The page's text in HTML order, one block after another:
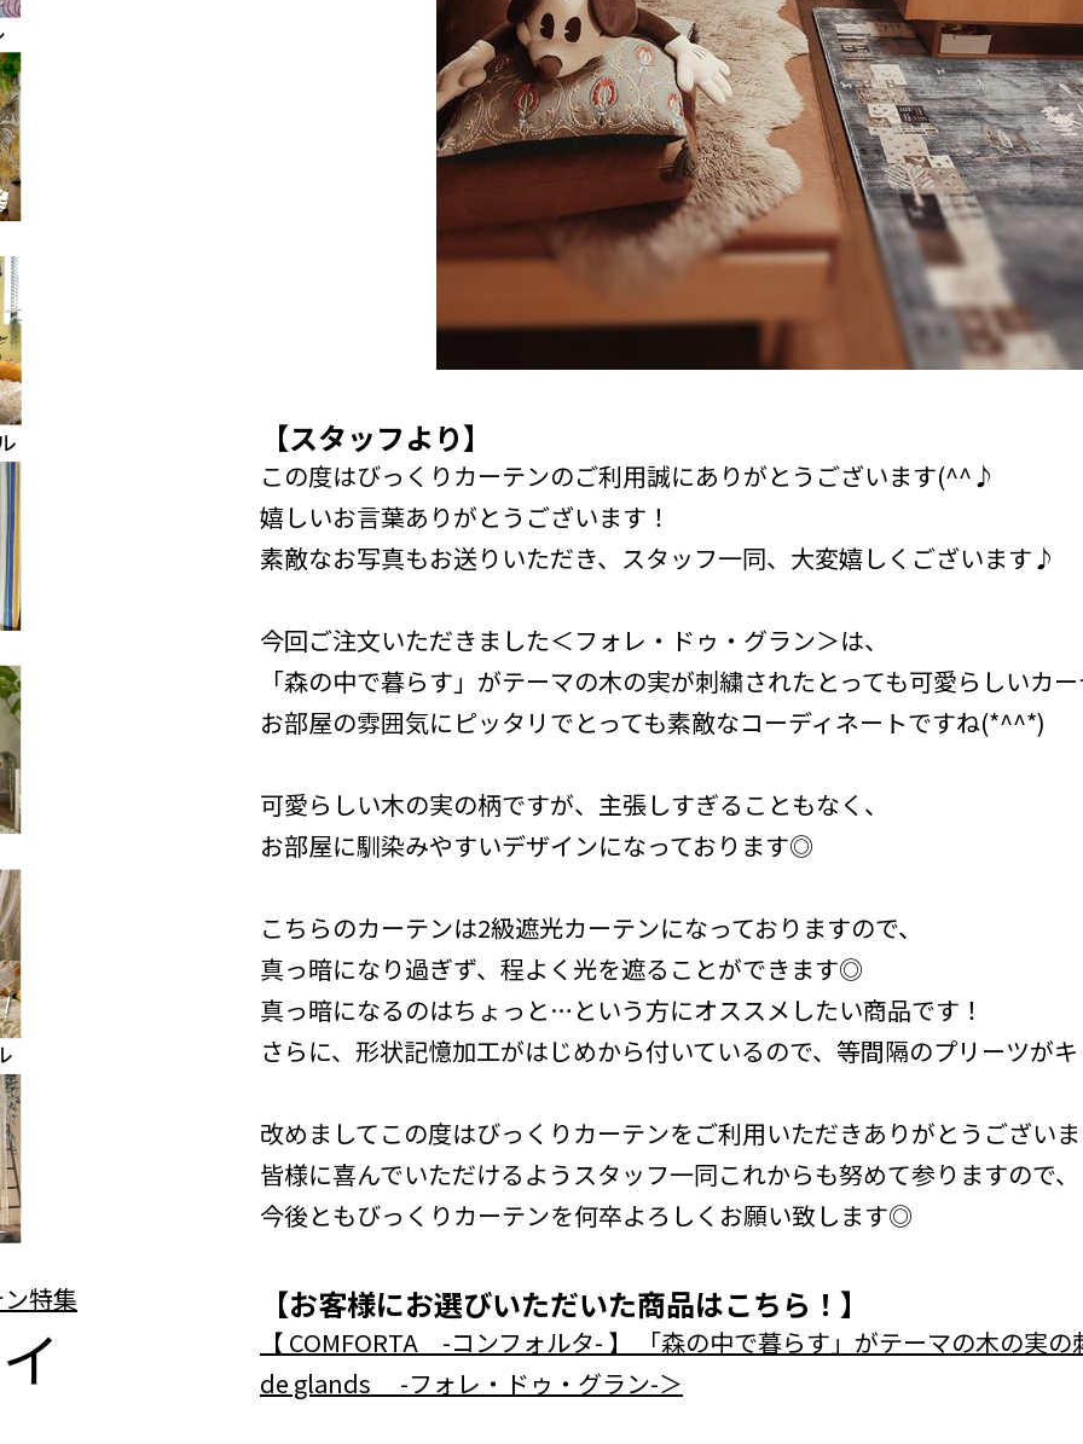
【スタッフより】
この度はびっくりカーテンのご利用誠にありがとうございます(^^♪
嬉しいお言葉ありがとうございます！
素敵なお写真もお送りいただき、スタッフ一同、大変嬉しくございます♪
今回ご注文いただきました＜フォレ・ドゥ・グラン＞は、
「森の中で暮らす」がテーマの木の実が刺繍されたとっても可愛らしいカ
お部屋の雰囲気にピッタリでとっても素敵なコーディネートですね(*^^*)
可愛らしい木の実の柄ですが、主張しすぎることもなく、
お部屋に馴染みやすいデザインになっております◎
こちらのカーテンは2級遮光カーテンになっておりますので、
真っ暗になり過ぎず、程よく光を遮ることができます◎
真っ暗になるのはちょっと…という方にオススメしたい商品です！
さらに、形状記憶加工がはじめから付いているので、等間隔のプリーツが
改めましてこの度はびっくりカーテンをご利用いただきありがとうござい
皆様に喜んでいただけるようスタッフ一同これからも努めて参りますので、
今後ともびっくりカーテンを何卒よろしくお願い致します◎
【お客様にお選びいただいた商品はこちら！】
【 COMFORTA -コンフォルタ- 】 「森の中で暮らす」がテーマの木の実
de glands -フォレ・ドゥ・グラン-＞